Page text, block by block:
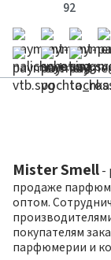
92
Mister Smell -
продаже
оптом.
покупателям
парфюмерии и